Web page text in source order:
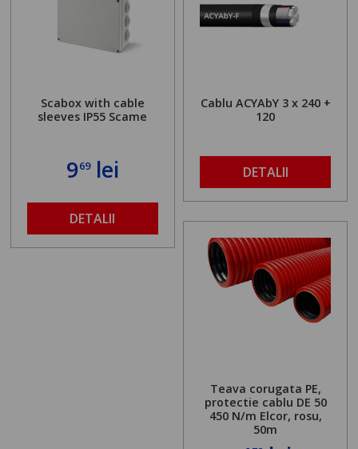
Scabox with cable
sleeves IP55 Scame
969lei
DETALII
Cablu ACYAbY 3 x 240 +
120
DETALII
Teava corugata PE,
protectie cablu DE 50
450 N/m Elcor, rosu,
50m